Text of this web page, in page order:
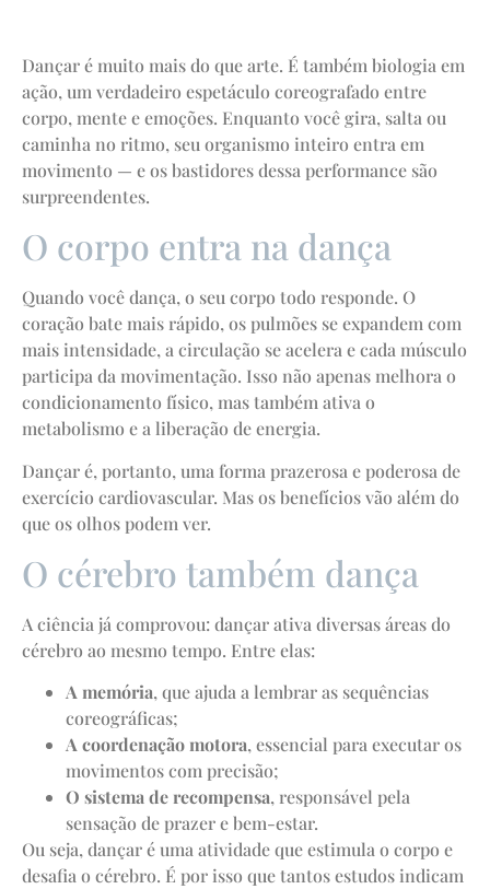
Dançar é muito mais do que arte. É também biologia em
ação, um verdadeiro espetáculo coreografado entre
corpo, mente e emoções. Enquanto você gira, salta ou
caminha no ritmo, seu organismo inteiro entra em
movimento — e os bastidores dessa performance são
surpreendentes.
O corpo entra na dança
Quando você dança, o seu corpo todo responde. O
coração bate mais rápido, os pulmões se expandem com
mais intensidade, a circulação se acelera e cada músculo
participa da movimentação. Isso não apenas melhora o
condicionamento físico, mas também ativa o
metabolismo e a liberação de energia.
Dançar é, portanto, uma forma prazerosa e poderosa de
exercício cardiovascular. Mas os benefícios vão além do
que os olhos podem ver.
O cérebro também dança
A ciência já comprovou: dançar ativa diversas áreas do
cérebro ao mesmo tempo. Entre elas:
A memória, que ajuda a lembrar as sequências
coreográficas;
A coordenação motora, essencial para executar os
movimentos com precisão;
O sistema de recompensa, responsável pela
sensação de prazer e bem-estar.
Ou seja, dançar é uma atividade que estimula o corpo e
desafia o cérebro. É por isso que tantos estudos indicam